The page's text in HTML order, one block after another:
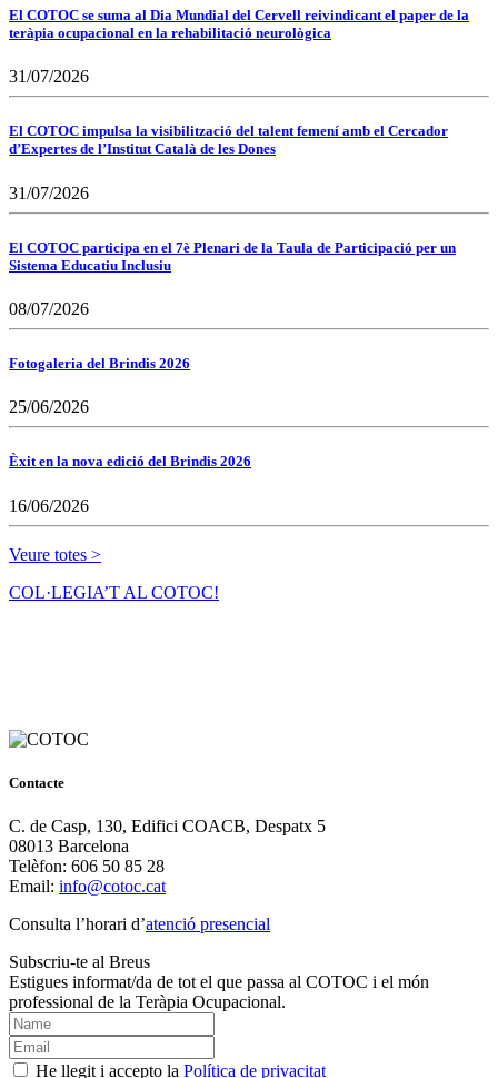
El COTOC se suma al Dia Mundial del Cervell reivindicant el paper de la
teràpia ocupacional en la rehabilitació neurològica
31/07/2026
El COTOC impulsa la visibilització del talent femení amb el Cercador
d’Expertes de l’Institut Català de les Dones
31/07/2026
El COTOC participa en el 7è Plenari de la Taula de Participació per un
Sistema Educatiu Inclusiu
08/07/2026
Fotogaleria del Brindis 2026
25/06/2026
Èxit en la nova edició del Brindis 2026
16/06/2026
Veure totes >
COL·LEGIA’T AL COTOC!
Contacte
C. de Casp, 130, Edifici COACB, Despatx 5
08013 Barcelona
Telèfon: 606 50 85 28
Email: info@cotoc.cat
Consulta l’horari d’atenció presencial
Subscriu-te al Breus
Estigues informat/da de tot el que passa al COTOC i el món
professional de la Teràpia Ocupacional.
He llegit i accepto la Política de privacitat